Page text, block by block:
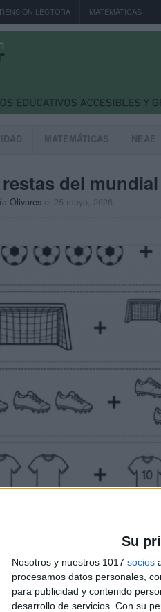
Su
Nosotros y nuestros 1017 socios
procesamos datos personales,
para publicidad y contenido
desarrollo de servicios. Con su
LECTORA MATEMÁTICAS
MATEMÁTICAS NEAE
del mundial
Olivares el 25 mayo, 2026